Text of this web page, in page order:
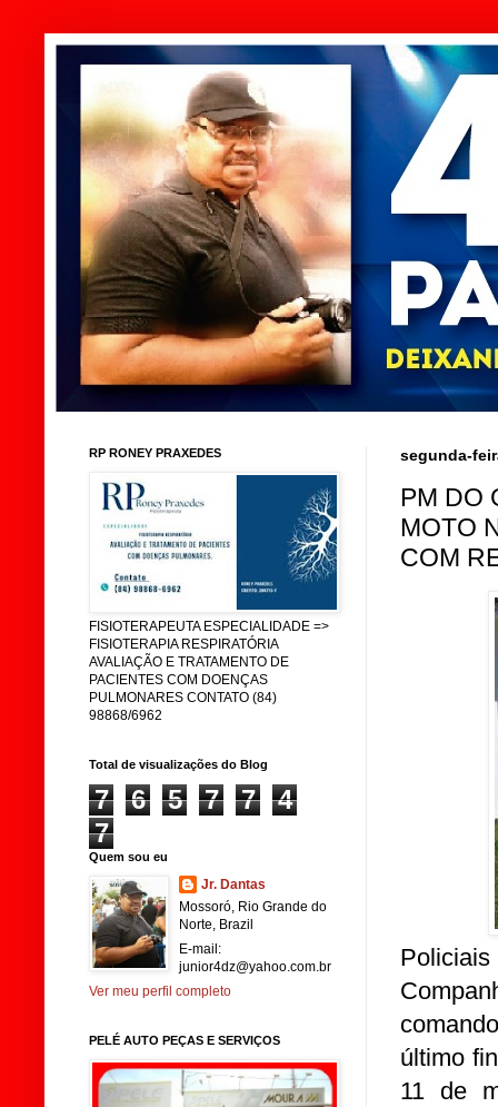
segunda-
PM DO
MOTO
COM
último
11 de
RP RONEY PRAXEDES
FISIOTERAPEUTA ESPECIALIDADE =>
FISIOTERAPIA RESPIRATÓRIA
AVALIAÇÃO E TRATAMENTO DE
PACIENTES COM DOENÇAS
PULMONARES CONTATO (84)
98868/6962
Total de visualizações do Blog
7 6 5 7 7
4
7
Quem sou eu
Jr. Dantas
Mossoró, Rio Grande do
Norte, Brazil
E-mail:
junior4dz@yahoo.com.br
Ver meu perfil completo
PELÉ AUTO PEÇAS E SERVIÇOS